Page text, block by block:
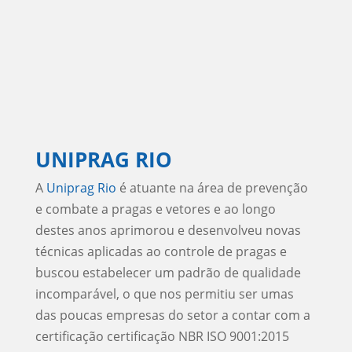
UNIPRAG RIO
A Uniprag Rio é atuante na área de prevenção
e combate a pragas e vetores e ao longo
destes anos aprimorou e desenvolveu novas
técnicas aplicadas ao controle de pragas e
buscou estabelecer um padrão de qualidade
incomparável, o que nos permitiu ser umas
das poucas empresas do setor a contar com a
certificação certificação NBR ISO 9001:2015